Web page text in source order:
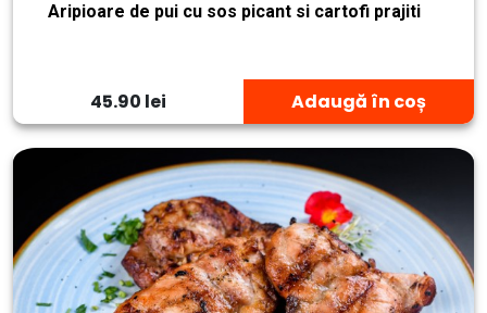
Aripioare de pui cu sos picant si cartofi prajiti
45.90 lei Adaugă în coș